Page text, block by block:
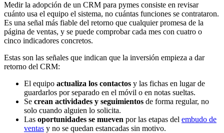
Medir la adopción de un CRM para pymes consiste en revisar
cuánto usa el equipo el sistema, no cuántas funciones se contrataron.
Es una señal más fiable del retorno que cualquier promesa de la
página de ventas, y se puede comprobar cada mes con cuatro o
cinco indicadores concretos.
Estas son las señales que indican que la inversión empieza a dar
retorno del CRM:
El equipo actualiza los contactos y las fichas en lugar de
guardarlos por separado en el móvil o en notas sueltas.
Se crean actividades y seguimientos de forma regular, no
solo cuando alguien lo solicita.
Las oportunidades se mueven por las etapas del embudo de
ventas y no se quedan estancadas sin motivo.